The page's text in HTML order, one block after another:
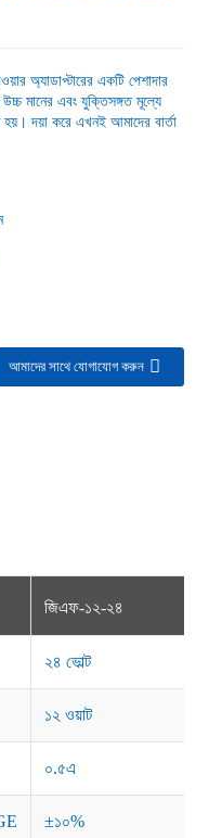
অ্যাডাপ্টারের একটি পেশাদার
মানের এবং যুক্তিসঙ্গত মূল্যে
হয়। দয়া করে এখনই আমাদের বার্তা
আমাদের সাথে যোগাযোগ করুন
জিএফ-১২-২৪
২৪ ভোল্ট
১২ ওয়াট
০.৫এ
±১০%